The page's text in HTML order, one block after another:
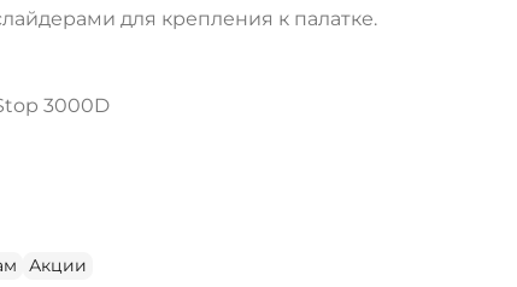
для крепления к палатке.
3000D
Акции